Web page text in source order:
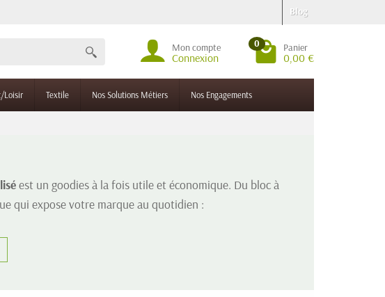
Blog
Mon compte
Connexion
0 Panier
0,00 €
Loisir Textile Nos Solutions Métiers Nos Engagements
est un goodies à la fois utile et économique. Du bloc à
qui expose votre marque au quotidien :